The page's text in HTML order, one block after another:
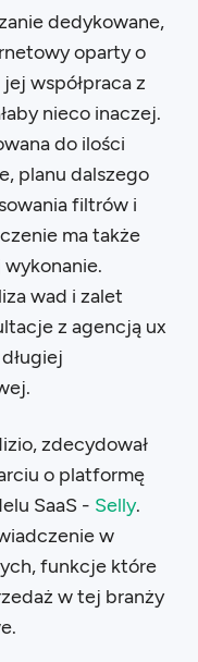
dedykowane,
oparty o
współpraca z
nieco inaczej.
do ilości
planu dalszego
filtrów i
ma także
wad i zalet
z agencją ux
zdecydował
o platformę
SaaS - Selly.
w
funkcje które
w tej branży